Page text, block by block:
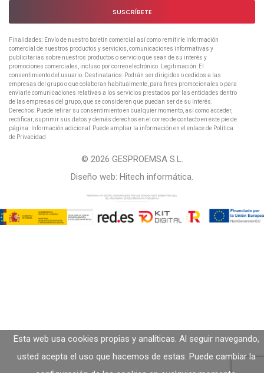
SUSCRÍBETE
Finalidades: Envío de nuestro boletín comercial así como remitirle información
comercial de nuestros productos y servicios, comunicaciones informativas y
publicitarias sobre nuestros productos o servicio que sean de su interés y
promociones comerciales, incluso por correo electrónico. Legitimación: El
consentimiento del usuario. Destinatarios: Podrán ser dirigidos o cedidos a las
empresas del grupo o que colaboran habitualmente, para fines promocionales o para
enviarle comunicaciones relativas a los servicios prestados por las entidades dentro
de las empresas del grupo, que se consideren que puedan ser de su interés.
Derechos: Puede retirar su consentimiento en cualquier momento, así como acceder,
rectificar, suprimir sus datos y demás derechos en el correo de contacto en este pie de
página. Información adicional: Puede ampliar la información en el enlace de Política
de Privacidad
© 2026 GESPROEMSA S.L.
Diseño web: Hitech informática.
Esta web usa cookies propias y analíticas. Al seguir navegando,
usted acepta el uso que hacemos de estas. Puede cambiar la